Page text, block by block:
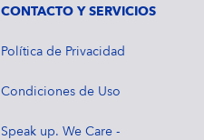
CONTACTO Y SERVICIOS
Política de Privacidad
Condiciones de Uso
Speak up. We Care -